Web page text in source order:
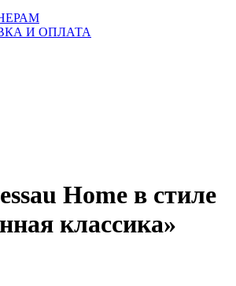
И ОПЛАТА
Home в стиле
классика»